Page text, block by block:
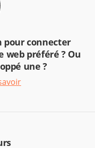
pour connecter
web préféré ? Ou
une ?